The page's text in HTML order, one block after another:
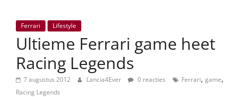
Italiaans
autonieuws
lifestyle
Ferrari Lifestyle
Ultieme Ferrari game heet
Racing Legends
7 augustus 2012 Lancia4Ever 0 reacties Ferrari, game,
Racing Legends